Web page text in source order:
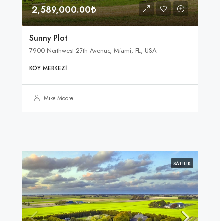
2,589,000.00₺
Sunny Plot
7900 Northwest 27th Avenue, Miami, FL, USA
KÖY MERKEZI
Mike Moore
SATILIK